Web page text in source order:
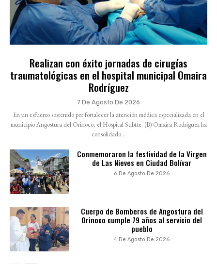
Realizan con éxito jornadas de cirugías
traumatológicas en el hospital municipal Omaira
Rodríguez
7 De Agosto De 2026
En un esfuerzo sostenido por fortalecer la atención médica especializada en el
municipio Angostura del Orinoco, el Hospital Subtte. (B) Omaira Rodríguez ha
consolidado...
Conmemoraron la festividad de la Virgen
de Las Nieves en Ciudad Bolívar
6 De Agosto De 2026
Cuerpo de Bomberos de Angostura del
Orinoco cumple 79 años al servicio del
pueblo
4 De Agosto De 2026